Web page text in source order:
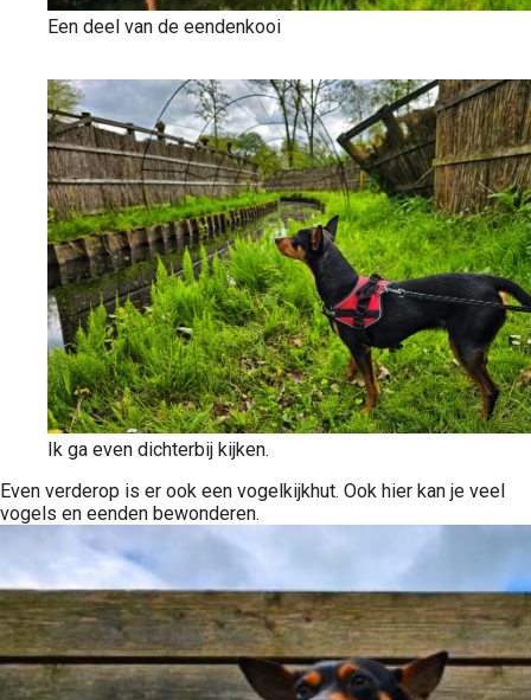
Een deel van de eendenkooi
Ik ga even dichterbij kijken.
Even verderop is er ook een vogelkijkhut. Ook hier kan je veel
vogels en eenden bewonderen.